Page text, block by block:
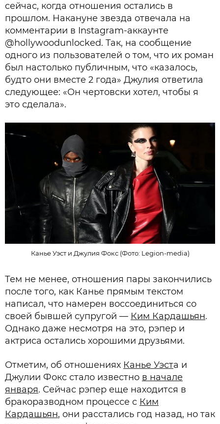
сейчас, когда отношения остались в
прошлом. Накануне звезда отвечала на
комментарии в Instagram-аккаунте
@hollywoodunlocked. Так, на сообщение
одного из пользователей о том, что их роман
был настолько публичным, что «казалось,
будто они вместе 2 года» Джулия ответила
следующее: «Он чертовски хотел, чтобы я
это сделала».
Канье Уэст и Джулия Фокс (Фото: Legion-media)
Тем не менее, отношения пары закончились
после того, как Канье прямым текстом
написал, что намерен воссоединиться со
своей бывшей супругой — Ким Кардашьян.
Однако даже несмотря на это, рэпер и
актриса остались хорошими друзьями.
Отметим, об отношениях Канье Уэста и
Джулии Фокс стало известно в начале
января. Сейчас рэпер еще находится в
бракоразводном процессе с Ким
Кардашьян, они расстались год назад, но так